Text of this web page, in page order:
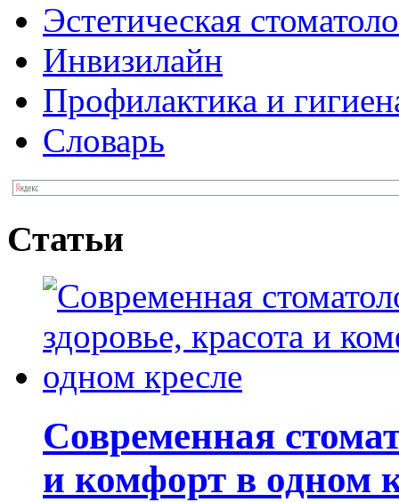
Эстетическая
Инвизилайн
Профилактика и
Словарь
Статьи
Современная
и комфорт в одном